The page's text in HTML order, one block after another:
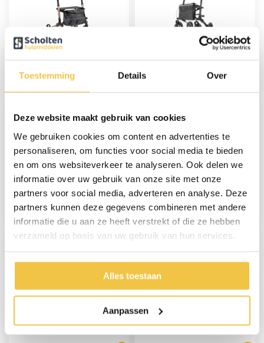
Toestemming Details Over
Deze website maakt gebruik van cookies
We gebruiken cookies om content en advertenties te
personaliseren, om functies voor social media te bieden
en om ons websiteverkeer te analyseren. Ook delen we
informatie over uw gebruik van onze site met onze
partners voor social media, adverteren en analyse. Deze
partners kunnen deze gegevens combineren met andere
informatie die u aan ze heeft verstrekt of die ze hebben
verzameld op basis van uw gebruik van hun services.
Alles toestaan
Aanpassen
Sky lichtgewicht Sky Air lichtgewicht
luchtbanden - Zwart
Sky lichtgewicht
rollator - Blauw
97,-
MultiMotion Shopper
rollator - Blauw
229,-
MultiMotion Double
Rood
Rollz Motion Electric -
Zwart